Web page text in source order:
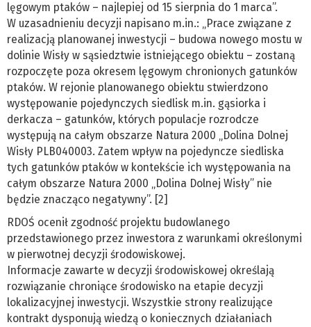
lęgowym ptaków – najlepiej od 15 sierpnia do 1 marca”.
W uzasadnieniu decyzji napisano m.in.: „Prace związane z
realizacją planowanej inwestycji – budowa nowego mostu w
dolinie Wisły w sąsiedztwie istniejącego obiektu – zostaną
rozpoczęte poza okresem lęgowym chronionych gatunków
ptaków. W rejonie planowanego obiektu stwierdzono
występowanie pojedynczych siedlisk m.in. gąsiorka i
derkacza – gatunków, których populacje rozrodcze
występują na całym obszarze Natura 2000 „Dolina Dolnej
Wisły PLB040003. Zatem wpływ na pojedyncze siedliska
tych gatunków ptaków w kontekście ich występowania na
całym obszarze Natura 2000 „Dolina Dolnej Wisły” nie
będzie znacząco negatywny”. [2]
RDOŚ ocenił zgodność projektu budowlanego
przedstawionego przez inwestora z warunkami określonymi
w pierwotnej decyzji środowiskowej.
Informacje zawarte w decyzji środowiskowej określają
rozwiązanie chroniące środowisko na etapie decyzji
lokalizacyjnej inwestycji. Wszystkie strony realizujące
kontrakt dysponują wiedzą o koniecznych działaniach